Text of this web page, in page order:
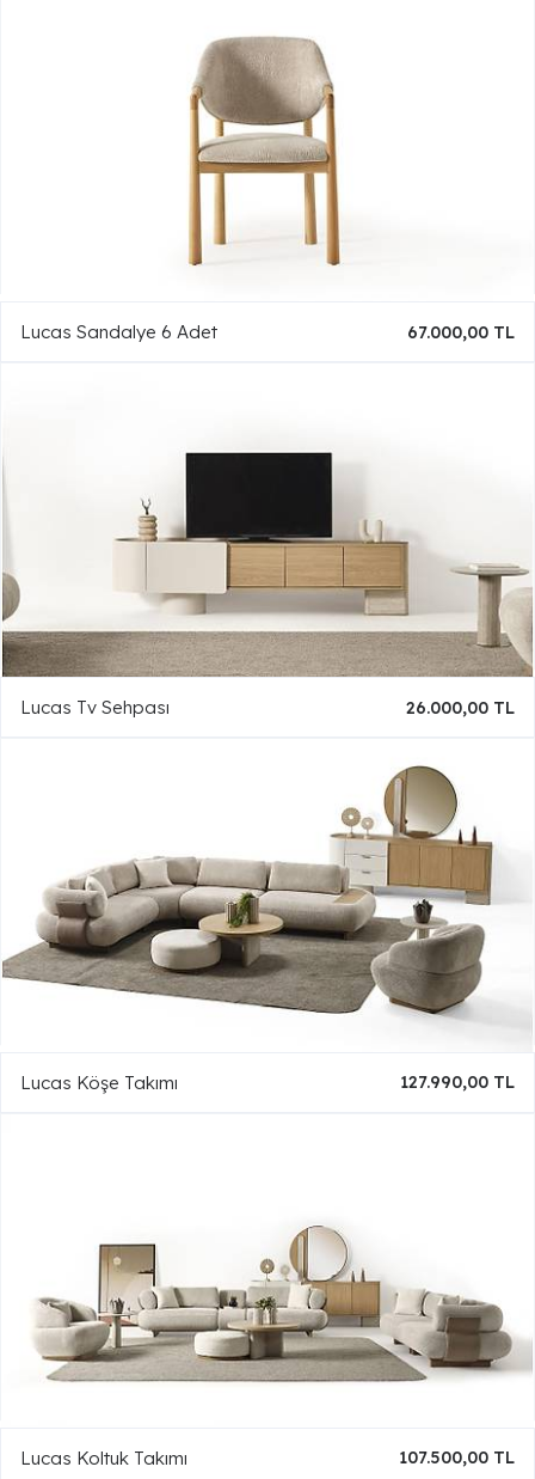
Lucas Sandalye 6 Adet 67.000,00 TL
Lucas Tv Sehpası 26.000,00 TL
Lucas Köşe Takımı 127.990,00 TL
Lucas Koltuk Takımı 107.500,00 TL